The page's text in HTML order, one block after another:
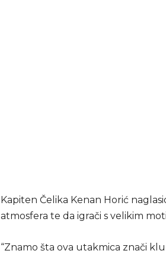
Kapiten Čelika Kenan Horić
atmosfera te da igrači s velikim
“Znamo šta ova utakmica znači